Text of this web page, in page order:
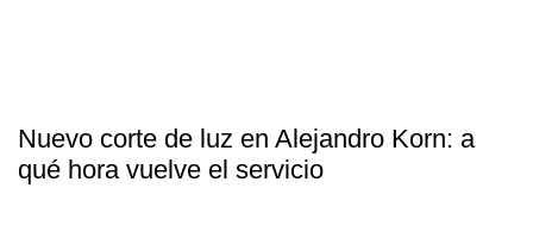
Nuevo corte de luz en Alejandro Korn: a
qué hora vuelve el servicio